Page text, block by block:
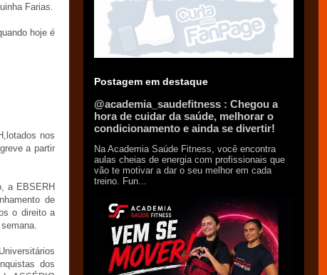
Farias.
hoje é
nos
a partir
a EBSERH
de
o direito a
dos
Postagem em destaque
@academia_saudefitness : Chegou a
hora de cuidar da saúde, melhorar o
condicionamento e ainda se divertir!
Na Academia Saúde Fitness, você encontra
aulas cheias de energia com profissionais que
vão te motivar a dar o seu melhor em cada
treino. Fun...